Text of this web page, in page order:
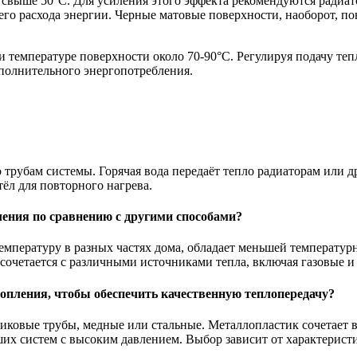
расхода энергии. Черные матовые поверхности, наоборот,
поверхности около 70-90°C. Регулируя подачу
энергопотребления.
системы. Горячая вода передаёт тепло радиаторам или
для повторного нагрева.
по сравнению с другими способами?
в разных частях дома, обладает меньшей
с различными источниками тепла, включая газовые и
чтобы обеспечить качественную теплопередачу?
трубы, медные или стальные. Металлопластик сочетает
систем с высоким давлением. Выбор зависит от